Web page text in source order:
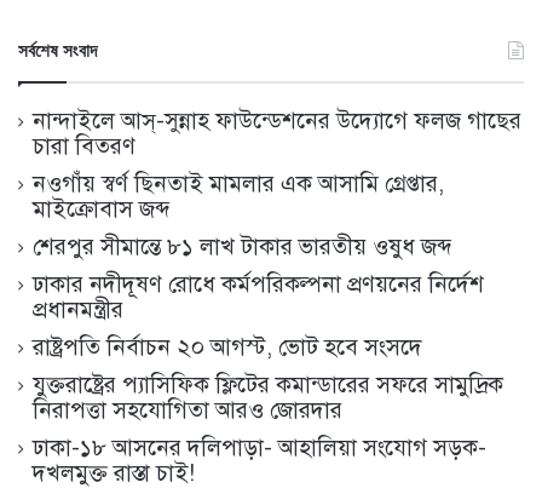
সর্বশেষ সংবাদ
নান্দাইলে আস্-সুন্নাহ ফাউন্ডেশনের উদ্যোগে ফলজ গাছের
চারা বিতরণ
নওগাঁয় স্বর্ণ ছিনতাই মামলার এক আসামি গ্রেপ্তার,
মাইক্রোবাস জব্দ
শেরপুর সীমান্তে ৮১ লাখ টাকার ভারতীয় ওষুধ জব্দ
ঢাকার নদীদূষণ রোধে কর্মপরিকল্পনা প্রণয়নের নির্দেশ
প্রধানমন্ত্রীর
রাষ্ট্রপতি নির্বাচন ২০ আগস্ট, ভোট হবে সংসদে
যুক্তরাষ্ট্রের প্যাসিফিক ফ্লিটের কমান্ডারের সফরে সামুদ্রিক
নিরাপত্তা সহযোগিতা আরও জোরদার
ঢাকা-১৮ আসনের দলিপাড়া- আহালিয়া সংযোগ সড়ক-
দখলমুক্ত রাস্তা চাই!